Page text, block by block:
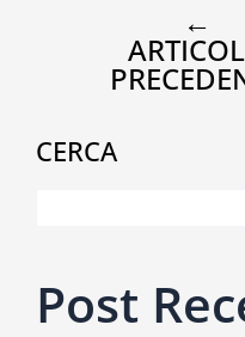
←
CERCA
Post